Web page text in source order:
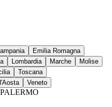
Emilia Romagna
Lombardia Marche
Molise
Toscana
Veneto